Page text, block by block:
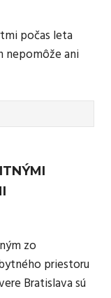
počas leta
nepomôže ani
zo
priestoru
Bratislava sú